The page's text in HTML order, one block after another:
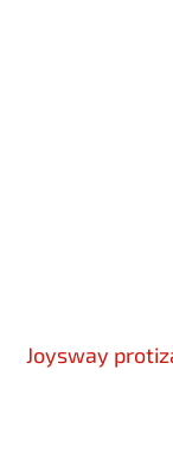
Joysway